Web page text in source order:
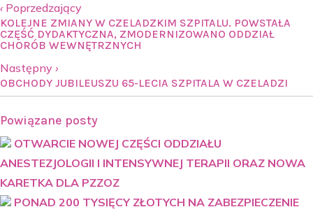
‹ Poprzedzający
KOLEJNE ZMIANY W CZELADZKIM SZPITALU. POWSTAŁA
CZĘŚĆ DYDAKTYCZNA, ZMODERNIZOWANO ODDZIAŁ
CHORÓB WEWNĘTRZNYCH
Następny ›
OBCHODY JUBILEUSZU 65-LECIA SZPITALA W CZELADZI
Powiązane posty
OTWARCIE NOWEJ CZĘŚCI ODDZIAŁU
ANESTEZJOLOGII I INTENSYWNEJ TERAPII ORAZ NOWA
KARETKA DLA PZZOZ
PONAD 200 TYSIĘCY ZŁOTYCH NA ZABEZPIECZENIE